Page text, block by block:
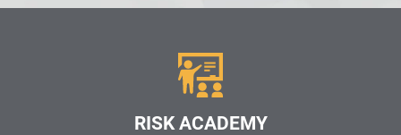
RISK ACADEMY